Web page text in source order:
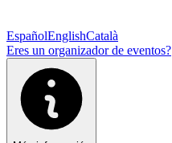
EspañolEnglishCatalà
Eres un organizador de eventos?